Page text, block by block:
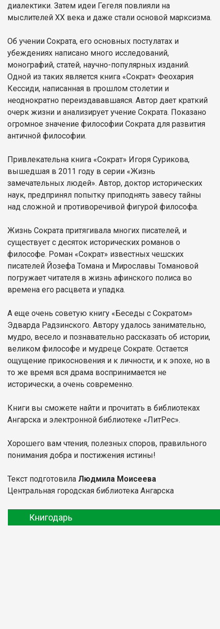
диалектики. Затем идеи Гегеля повлияли на
мыслителей XX века и даже стали основой марксизма.
Об учении Сократа, его основных постулатах и
убеждениях написано много исследований,
монографий, статей, научно-популярных изданий.
Одной из таких является книга «Сократ» Феохария
Кессиди, написанная в прошлом столетии и
неоднократно переиздававшаяся. Автор дает краткий
очерк жизни и анализирует учение Сократа. Показано
огромное значение философии Сократа для развития
античной философии.
Привлекательна книга «Сократ» Игоря Сурикова,
вышедшая в 2011 году в серии «Жизнь
замечательных людей». Автор, доктор исторических
наук, предпринял попытку приподнять завесу тайны
над сложной и противоречивой фигурой философа.
Жизнь Сократа притягивала многих писателей, и
существует с десяток исторических романов о
философе. Роман «Сократ» известных чешских
писателей Йозефа Томана и Мирославы Томановой
погружает читателя в жизнь афинского полиса во
времена его расцвета и упадка.
А еще очень советую книгу «Беседы с Сократом»
Эдварда Радзинского. Автору удалось занимательно,
мудро, весело и познавательно рассказать об истории,
великом философе и мудреце Сократе. Остается
ощущение прикосновения и к личности, и к эпохе, но в
то же время вся драма воспринимается не
исторически, а очень современно.
Книги вы сможете найти и прочитать в библиотеках
Ангарска и электронной библиотеке «ЛитРес».
Хорошего вам чтения, полезных споров, правильного
понимания добра и постижения истины!
Текст подготовила Людмила Моисеева
Центральная городская библиотека Ангарска
Книгодарь